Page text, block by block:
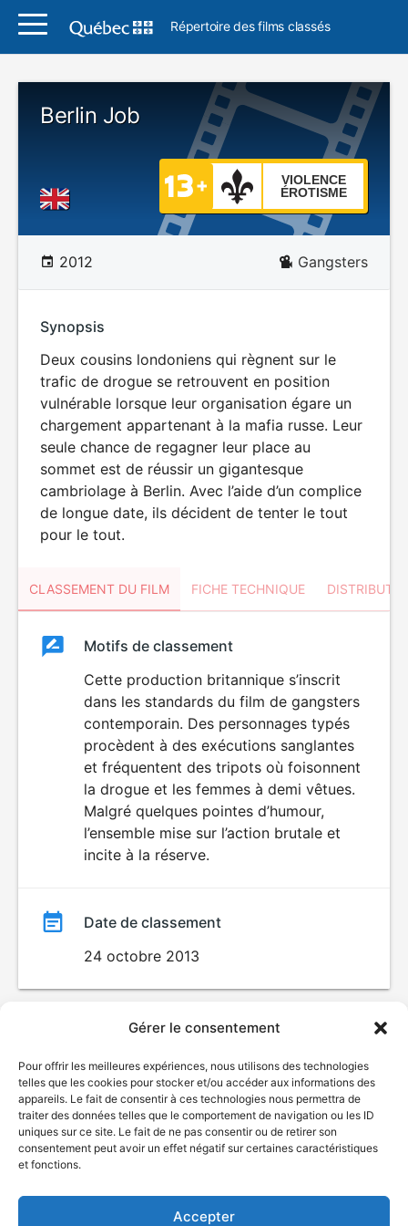
Gérer le consentement
Pour offrir les meilleures expériences, nous utilisons des technologies
telles que les cookies pour stocker et/ou accéder aux informations des
appareils. Le fait de consentir à ces technologies nous permettra de
traiter des données telles que le comportement de navigation ou les ID
uniques sur ce site. Le fait de ne pas consentir ou de retirer son
consentement peut avoir un effet négatif sur certaines caractéristiques
et fonctions.
Accepter
Répertoire des films classés
Berlin Job
VIOLENCE
ÉROTISME
2012 Gangsters
Synopsis
Deux cousins londoniens qui règnent sur le
trafic de drogue se retrouvent en position
vulnérable lorsque leur organisation égare un
chargement appartenant à la mafia russe. Leur
seule chance de regagner leur place au
sommet est de réussir un gigantesque
cambriolage à Berlin. Avec l’aide d’un complice
de longue date, ils décident de tenter le tout
pour le tout.
CLASSEMENT DU FILM FICHE TECHNIQUE
ClassementClassement
VIOLENCE
ÉROTISME
Motifs de classement
Cette production britannique s’inscrit
dans les standards du film de gangsters
contemporain. Des personnages typés
procèdent à des exécutions sanglantes
et fréquentent des tripots où foisonnent
la drogue et les femmes à demi vêtues.
Malgré quelques pointes d’humour,
l’ensemble mise sur l’action brutale et
incite à la réserve.
Date de classement
24 octobre 2013
© Gouvernement du Québec, 2026
Plan du site
Accessibilité